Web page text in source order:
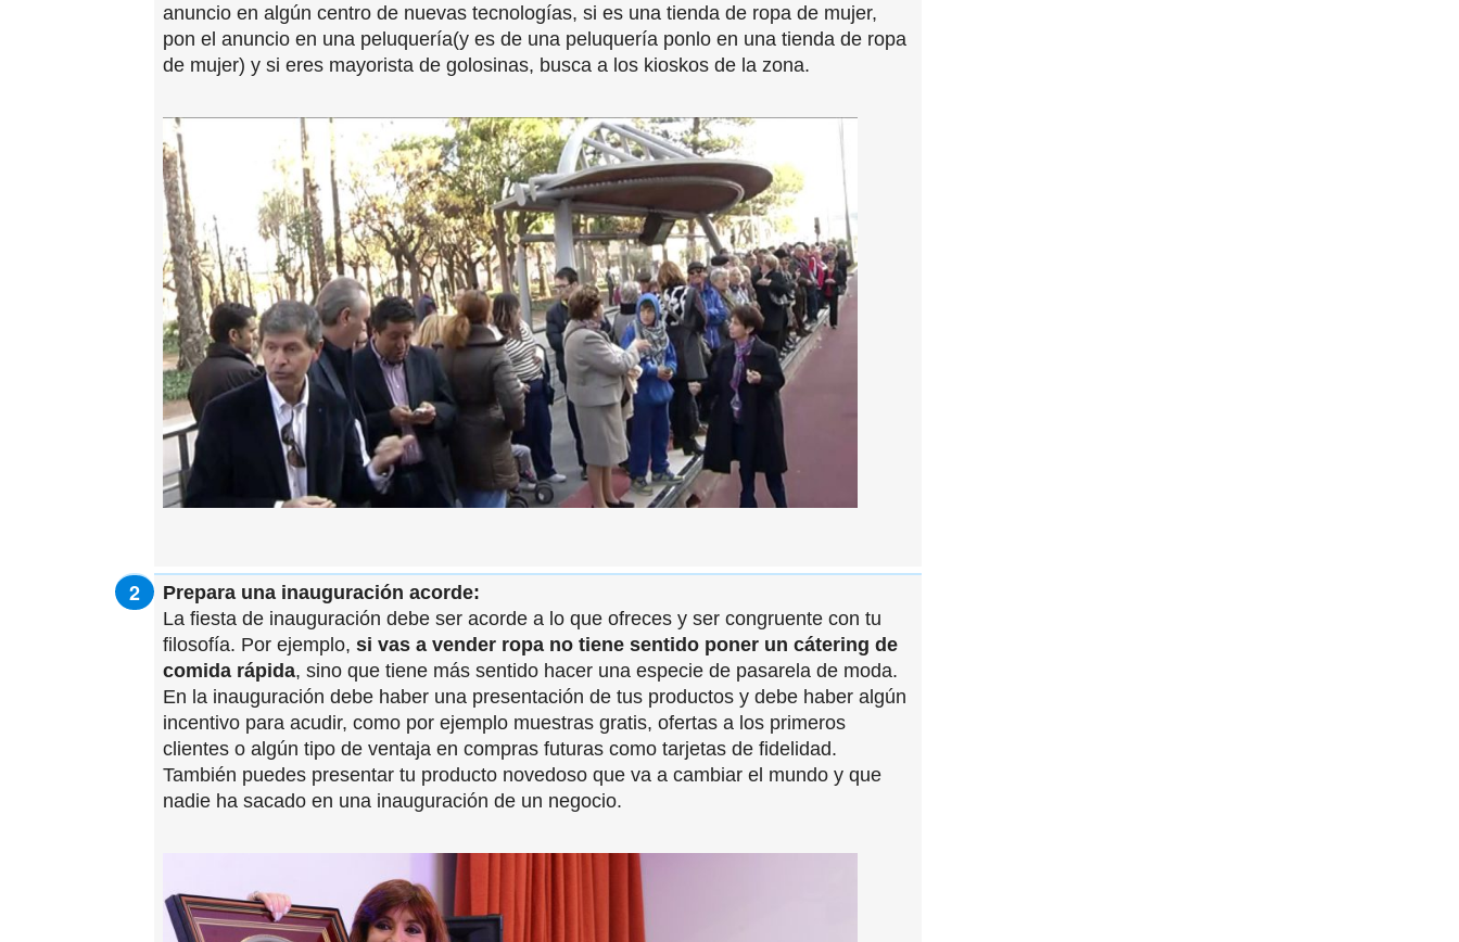
anuncio en algún centro de nuevas tecnologías, si es una tienda de ropa de mujer,
pon el anuncio en una peluquería(y es de una peluquería ponlo en una tienda de ropa
de mujer) y si eres mayorista de golosinas, busca a los kioskos de la zona.
Prepara una inauguración acorde:
La fiesta de inauguración debe ser acorde a lo que ofreces y ser congruente con tu
filosofía. Por ejemplo, si vas a vender ropa no tiene sentido poner un cátering de
comida rápida, sino que tiene más sentido hacer una especie de pasarela de moda.
En la inauguración debe haber una presentación de tus productos y debe haber algún
incentivo para acudir, como por ejemplo muestras gratis, ofertas a los primeros
clientes o algún tipo de ventaja en compras futuras como tarjetas de fidelidad.
También puedes presentar tu producto novedoso que va a cambiar el mundo y que
nadie ha sacado en una inauguración de un negocio.